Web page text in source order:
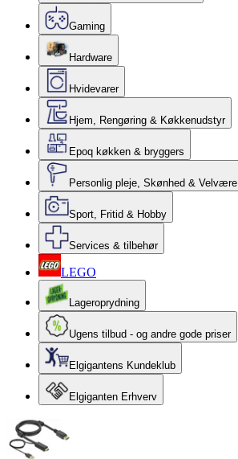
Gaming
Hardware
Hvidevarer
Hjem, Rengøring & Køkkenudstyr
Epoq køkken & bryggers
Personlig pleje, Skønhed & Velvære
Sport, Fritid & Hobby
Services & tilbehør
LEGO
Lageroprydning
Ugens tilbud - og andre gode priser
Elgigantens Kundeklub
Elgiganten Erhverv